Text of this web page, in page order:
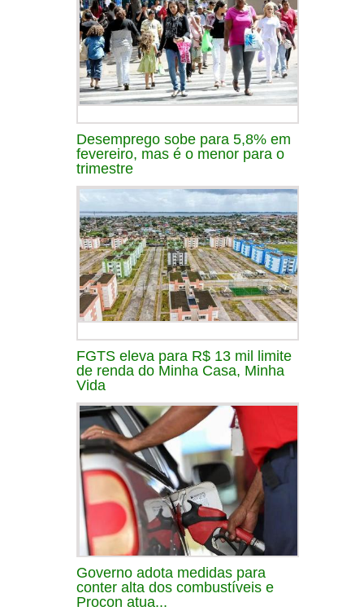
Desemprego sobe para 5,8% em
fevereiro, mas é o menor para o
trimestre
FGTS eleva para R$ 13 mil limite
de renda do Minha Casa, Minha
Vida
Governo adota medidas para
conter alta dos combustíveis e
Procon atua...